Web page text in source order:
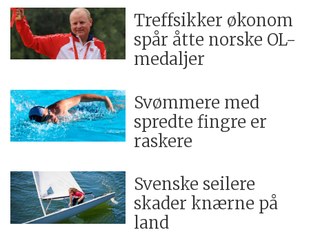
Treffsikker økonom
spår åtte norske OL-
medaljer
Svømmere med
spredte fingre er
raskere
Svenske seilere
skader knærne på
land